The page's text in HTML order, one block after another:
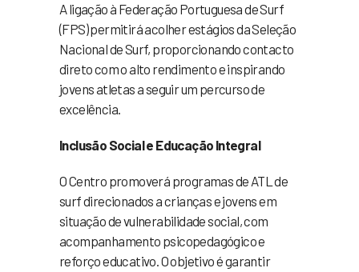
A ligação à Federação Portuguesa de Surf
(FPS) permitirá acolher estágios da Seleção
Nacional de Surf, proporcionando contacto
direto com o alto rendimento e inspirando
jovens atletas a seguir um percurso de
excelência.
Inclusão Social e Educação Integral
O Centro promoverá programas de ATL de
surf direcionados a crianças e jovens em
situação de vulnerabilidade social, com
acompanhamento psicopedagógico e
reforço educativo. O objetivo é garantir